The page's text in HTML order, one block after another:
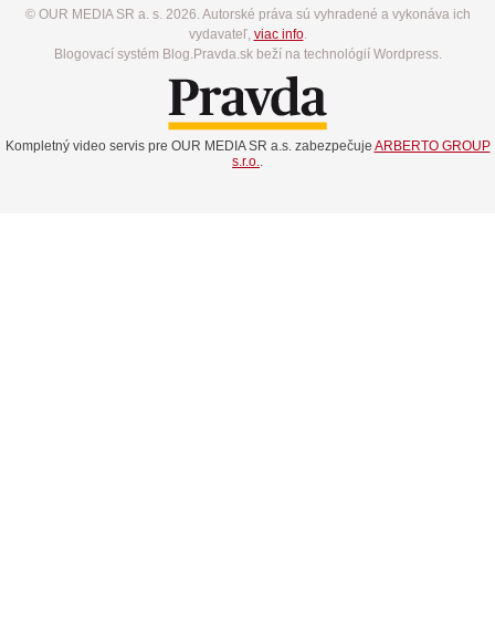
© OUR MEDIA SR a. s. 2026. Autorské práva sú vyhradené a vykonáva ich
vydavateľ, viac info.
Blogovací systém Blog.Pravda.sk beží na technológií Wordpress.
Kompletný video servis pre OUR MEDIA SR a.s. zabezpečuje ARBERTO GROUP
s.r.o.